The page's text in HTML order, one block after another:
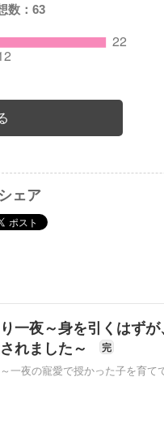
数：63
ェア
一夜～身を引くはずが
れました～
完
一夜の寵愛で授かった子を育て